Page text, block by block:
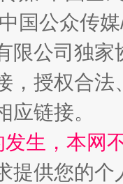
生
国公众传
限公司独
，授权合
应链接。
发生，本网
提供您的个